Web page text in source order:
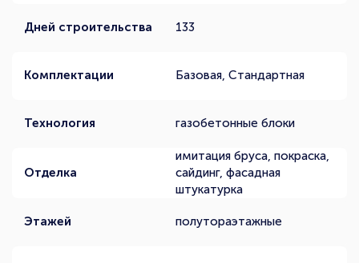
Дней строительства 133
Комплектации Базовая, Стандартная
Технология газобетонные блоки
Отделка
имитация бруса, покраска,
сайдинг, фасадная
штукатурка
Этажей полутораэтажные